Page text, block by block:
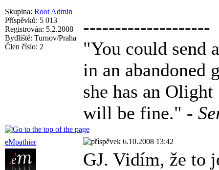
Skupina: Root Admin
Příspěvků: 5 013
Registrován: 5.2.2008
Bydliště: Turnov/Praha
Člen číslo: 2
--------------------
"You could send
in an abandoned
she has an
will be fine." -
eMpathier 6.10.2008 13:42
GJ. Vidím, že to